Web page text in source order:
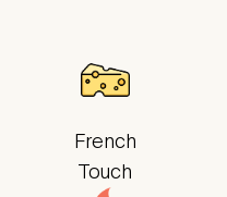
French
Touch